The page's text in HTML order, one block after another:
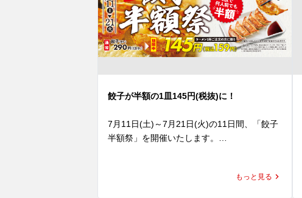
魁力屋自慢の焼きめしは、ご注文をいただい
てから一つ一つ手作り。店内で豪快に鍋を振
り、超強火で一気に炒めあげることで生まれ
魁力屋自慢の熟成醤油だれベースにしたタレ
バッチリ👍
餃子が半額の1皿145円(税抜)に！
7月11日(土)～7月21日(火)の11日間、「餃子
半額祭」を開催いたします。
ラーメン1杯ご注文で餃子(5ケ)が何人前でも
もっと見る